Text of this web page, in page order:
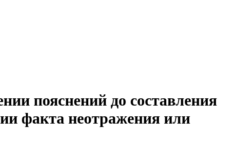
пояснений до составления
факта неотражения или